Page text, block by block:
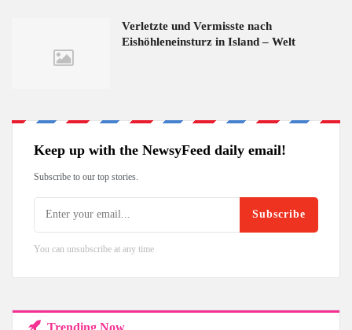
Verletzte und Vermisste nach
Eishöhleneinsturz in Island – Welt
Keep up with the NewsyFeed daily email!
Subscribe to our top stories.
Subscribe
You can unsubscribe at any time
Trending Now